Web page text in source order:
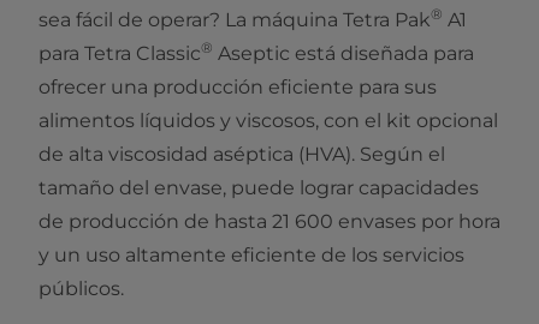
sea fácil de operar? La máquina Tetra Pak® A1
para Tetra Classic® Aseptic está diseñada para
ofrecer una producción eficiente para sus
alimentos líquidos y viscosos, con el kit opcional
de alta viscosidad aséptica (HVA). Según el
tamaño del envase, puede lograr capacidades
de producción de hasta 21 600 envases por hora
y un uso altamente eficiente de los servicios
públicos.